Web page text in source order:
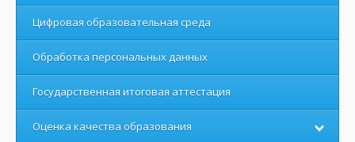
Цифровая образовательная среда
Обработка персональных данных
Государственная итоговая аттестация
Оценка качества образования